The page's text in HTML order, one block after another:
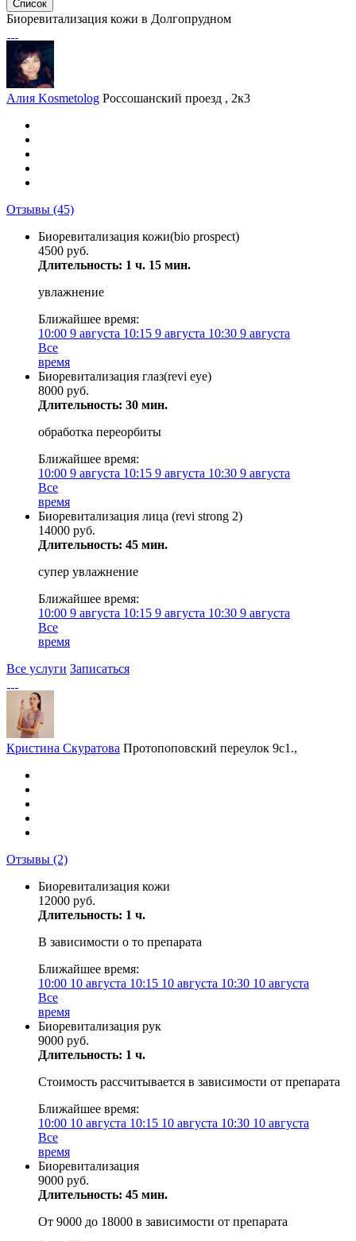
Список
Биоревитализация кожи в Долгопрудном
Алия Kosmetolog Россошанский проезд , 2к3
Отзывы (45)
Биоревитализация кожи(bio prospect)
4500 руб.
Длительность: 1 ч. 15 мин.
увлажнение
Ближайшее время:
10:00 9 августа 10:15 9 августа 10:30 9 августа
Все
время
Биоревитализация глаз(revi eye)
8000 руб.
Длительность: 30 мин.
обработка переорбиты
Ближайшее время:
10:00 9 августа 10:15 9 августа 10:30 9 августа
Все
время
Биоревитализация лица (revi strong 2)
14000 руб.
Длительность: 45 мин.
супер увлажнение
Ближайшее время:
10:00 9 августа 10:15 9 августа 10:30 9 августа
Все
время
Все услуги Записаться
Кристина Скуратова Протопоповский переулок 9с1.,
Отзывы (2)
Биоревитализация кожи
12000 руб.
Длительность: 1 ч.
В зависимости о то препарата
Ближайшее время:
10:00 10 августа 10:15 10 августа 10:30 10 августа
Все
время
Биоревитализация рук
9000 руб.
Длительность: 1 ч.
Стоимость рассчитывается в зависимости от препарата
Ближайшее время:
10:00 10 августа 10:15 10 августа 10:30 10 августа
Все
время
Биоревитализация
9000 руб.
Длительность: 45 мин.
От 9000 до 18000 в зависимости от препарата